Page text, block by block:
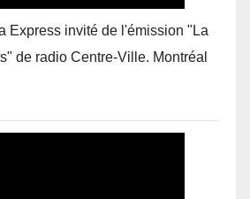
Express invité de l'émission "La
de radio Centre-Ville. Montréal